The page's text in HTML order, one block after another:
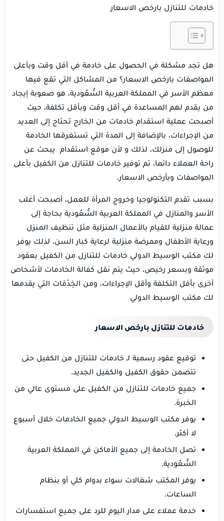
خادمات للتنازل بارخص الاسعار
هل تجد مشكلة في الحصول على خادمة في أقل وقت وبأعلى
المواصفات بارخص الاسعار؟ من المشاكل التي تقع فيها
معظم الأسر في المملكة العربية السُّعُودية، هو صعوبة إيجاد
من يقدم لهم المساعدة في أقل وقت وبأقل تكلفة، حيث
أصبحت عملية استقدام خادمات من الخارج تحتاج إلى العديد
من الإجراءات، بالإضافة إلى المدة التي تستغرقها الخادمة
للوصول إلى منزلك، لذلك و لأن موقع استقدام يبحث عن
راحة العملاء دائما، تم توفير خادمات للتنازل من الكفيل بأعلى
المواصفات وبأرخص الاسعار.
بسبب تقدم التكنولوجيا وخروج المرأة للعمل، أصبحت أغلب
الأسر والمنازل في المملكة العربية السُّعُودية بحاجة إلى
عمالة منزلية للقيام بالأعمال المنزلية مثل تنظيف المنزل
ورعاية الأطفال وممرضة منزلية لرعاية كبار السن، لذلك يوفر
لك مكتب الوسيط الدولي خادمات للتنازل من الكفيل بعقود
موثقة وبسعر رخيص، حيث يتم نقل كفالة الخادمات لأشخاص
أخرى بأفل التكلفة وأقل الإجراءات، ومن الخِدْمَات التي يقدمها
لك مكتب الوسيط الدولي
خادمات للتنازل بارخص الاسعار
توقيع عقود رسمية لـ خادمات للتنازل من الكفيل حتى
تتضمن حقوق الكفيل والكفيل الجديد.
جميع خادمات للتنازل من الكفيل على مستوى عالي من
الخبرة.
يوفر مكتب الوسيط الدولي جميع الخادمات خلال أسبوع
لا أكثر.
تصل الخادمة إلى جميع الأماكن في المملكة العربية
السُّعُودية.
يوفر المكتب شغالات سواء بدوام كلي أو بنظام
الساعات.
خدمة عملاء على مدار اليوم للرد على جميع استفسارات